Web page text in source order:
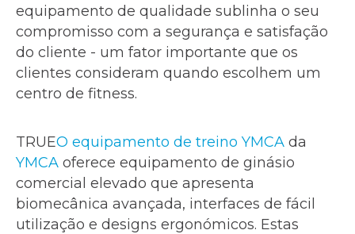
equipamento de qualidade sublinha o seu
compromisso com a segurança e satisfação
do cliente - um fator importante que os
clientes consideram quando escolhem um
centro de fitness.
TRUEO equipamento de treino YMCA da
YMCA oferece equipamento de ginásio
comercial elevado que apresenta
biomecânica avançada, interfaces de fácil
utilização e designs ergonómicos. Estas